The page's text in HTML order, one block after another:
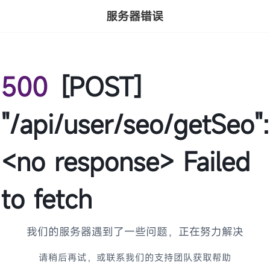
服务器错误
500 [POST]
"/api/user/seo/getSeo":
<no response> Failed
to fetch
我们的服务器遇到了一些问题，正在努力解决
请稍后再试，或联系我们的支持团队获取帮助